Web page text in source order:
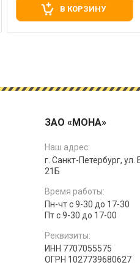
В КОРЗИНУ
ЗАО «МОНА»
Наш адрес:
г. Санкт-Петербург,
21Б
Время работы:
Пн-чт с 9-30 до 17-30
Пт с 9-30 до 17-00
Реквизиты:
ИНН 7707055575
ОГРН 1027739680627